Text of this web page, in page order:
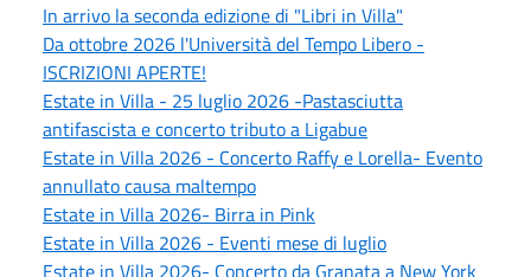
In arrivo la seconda edizione di "Libri in Villa"
Da ottobre 2026 l'Università del Tempo Libero -
ISCRIZIONI APERTE!
Estate in Villa - 25 luglio 2026 -Pastasciutta
antifascista e concerto tributo a Ligabue
Estate in Villa 2026 - Concerto Raffy e Lorella- Evento
annullato causa maltempo
Estate in Villa 2026- Birra in Pink
Estate in Villa 2026 - Eventi mese di luglio
Estate in Villa 2026- Concerto da Granata a New York